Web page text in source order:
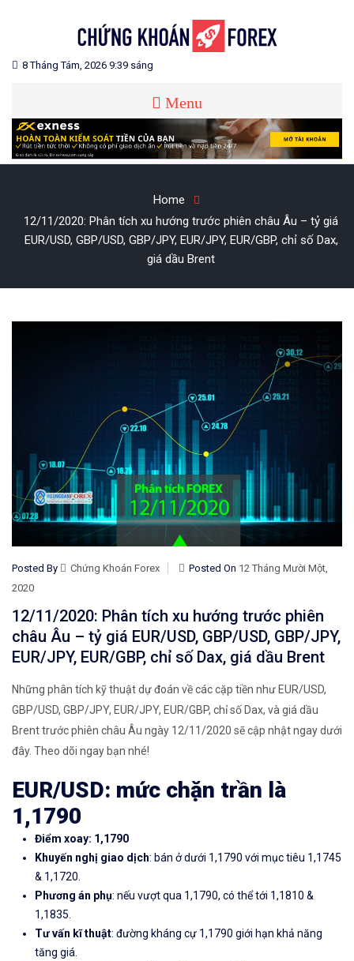
CHỨNG KHOÁN FOREX
Blog chia sẻ về Chứng Khoán và Forex
8 Tháng Tám, 2026 9:39 sáng
Menu
Home
12/11/2020: Phân tích xu hướng trước phiên châu Âu – tỷ giá
EUR/USD, GBP/USD, GBP/JPY, EUR/JPY, EUR/GBP, chỉ số Dax,
giá dầu Brent
Posted By Chứng Khoán Forex Posted On 12 Tháng Mười Một,
2020
12/11/2020: Phân tích xu hướng trước phiên
châu Âu – tỷ giá EUR/USD, GBP/USD, GBP/JPY,
EUR/JPY, EUR/GBP, chỉ số Dax, giá dầu Brent
Những phân tích kỹ thuật dự đoán về các cặp tiền như EUR/USD,
GBP/USD, GBP/JPY, EUR/JPY, EUR/GBP, chỉ số Dax, và giá dầu
Brent trước phiên châu Âu ngày 12/11/2020 sẽ cập nhật ngay dưới
đây. Theo dõi ngay bạn nhé!
EUR/USD: mức chặn trần là
1,1790
Điểm xoay: 1,1790
Khuyến nghị giao dịch: bán ở dưới 1,1790 với mục tiêu 1,1745
& 1,1720.
Phương án phụ: nếu vượt qua 1,1790, có thể tới 1,1810 &
1,1835.
Tư vấn kĩ thuật: đường kháng cự 1,1790 giới hạn khả năng
tăng giá.